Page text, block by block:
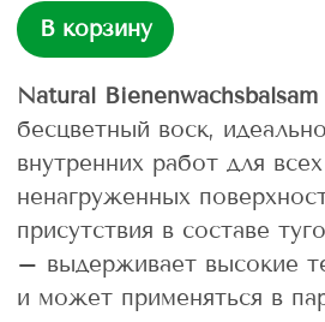
В корзину
Natural
бесцветный воск,
внутренних работ для
ненагруженных
присутствия в составе
– выдерживает высокие
и может применяться в